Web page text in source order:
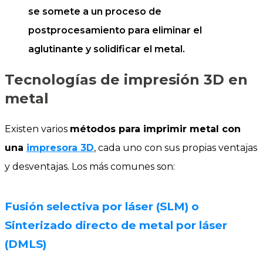
se somete a un proceso de
postprocesamiento para eliminar el
aglutinante y solidificar el metal.
Tecnologías de impresión 3D en
metal
Existen varios métodos para imprimir metal con
una impresora 3D, cada uno con sus propias ventajas
y desventajas. Los más comunes son:
Fusión selectiva por láser (SLM) o
Sinterizado directo de metal por láser
(DMLS)